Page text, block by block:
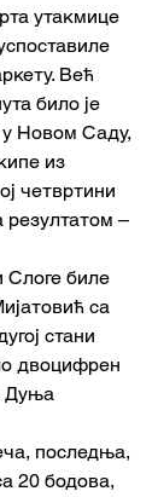
утакмице
Већ
било је
у Новом Саду,
из
четвртини
резултатом –
Слоге биле
са
стани
двоцифрен
Дуња
последња,
20 бодова,